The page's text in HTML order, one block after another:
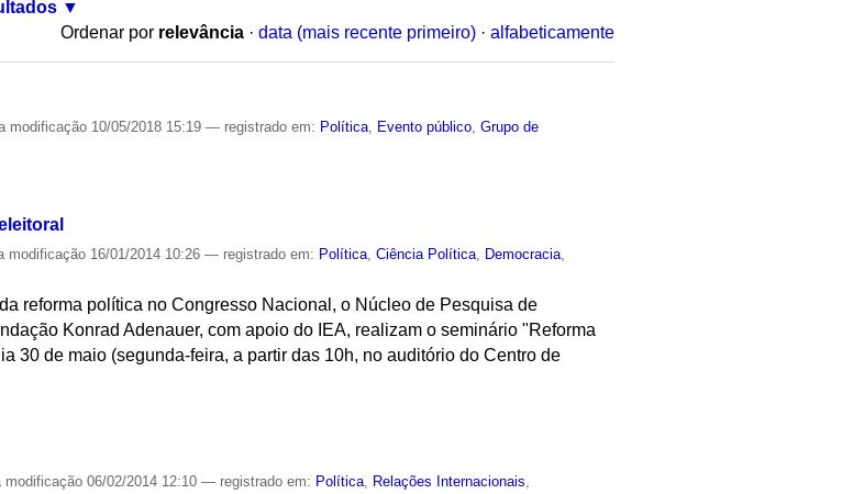
Ordenar por relevância · data (mais recente primeiro) · alfabeticamente
modificação 10/05/2018 15:19— registrado em: Política Evento público ,Grupo de
modificação 16/01/2014 10:26— registrado em: Política ,Ciência Política Democracia
reforma política no Congresso Nacional, o Núcleo de Pesquisa de
Konrad Adenauer, com apoio do IEA, realizam o seminário "Reforma
30 de maio (segunda-feira, a partir das 10h, no auditório do Centro de
modificação 06/02/2014 12:10— registrado em: Política, Relações Internacionais,